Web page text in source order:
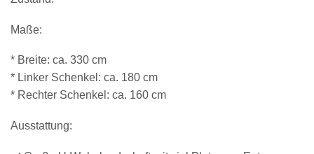
Maße:
* Breite: ca. 330 cm
* Linker Schenkel: ca. 180 cm
* Rechter Schenkel: ca. 160 cm
Ausstattung: